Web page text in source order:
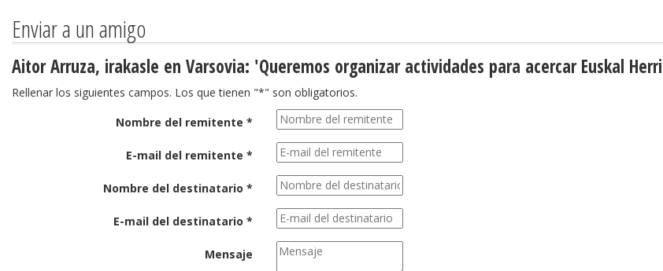
Enviar a un amigo
Aitor Arruza, irakasle en Varsovia: 'Queremos organizar actividades para acercar Euskal
Rellenar los siguientes campos. Los que tienen "*" son obligatorios.
Nombre del remitente *
E-mail del remitente *
Nombre del destinatario *
E-mail del destinatario *
Mensaje